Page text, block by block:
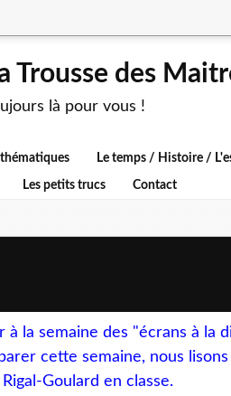
Trousse des
là pour vous !
Le temps / Histoire /
Les petits trucs Contact
à la semaine des "écrans à la
cette semaine, nous
Goulard en classe.